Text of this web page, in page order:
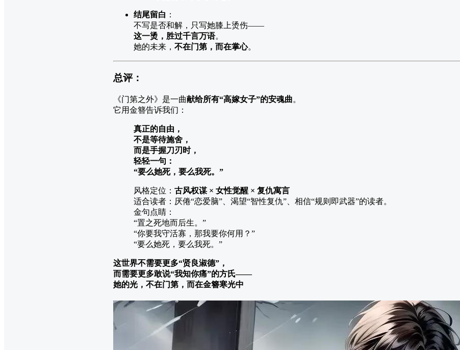
结尾留白 ：
不写是否和解，只写她膝上烫伤——
这一烫，胜过千言万语。
她的未来， 不在门第，而在掌心。
总评：
《门第之外》是一曲献给所有“高嫁女子”的安魂曲。
它用金簪告诉我们：
真正的自由，
不是等待施舍，
而是手握刀刃时，
轻轻一句：
“要么她死，要么我死。”
风格定位： 古风权谋 × 女性觉醒 × 复仇寓言
适合读者：厌倦“恋爱脑”、渴望“智性复仇”、相信“规则即武器”的读者。
金句点睛：
“置之死地而后生。”
“你要我守活寡，那我要你何用？”
“要么她死，要么我死。”
这世界不需要更多“贤良淑德”，
而需要更多敢说“我知你痛”的方氏——
她的光，不在门第，而在金簪寒光中